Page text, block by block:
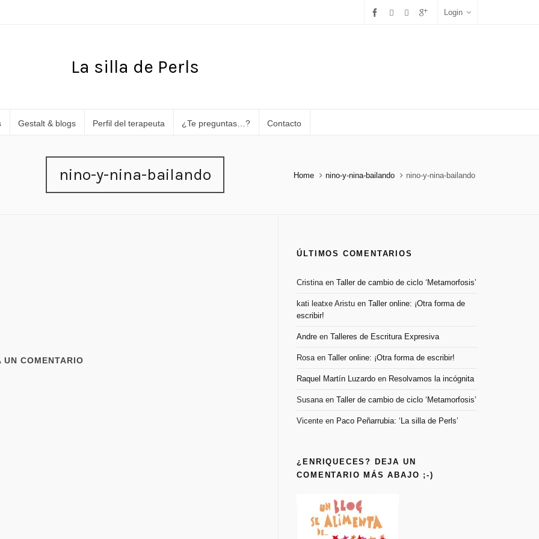
Login
La silla de Perls
Gestalt & blogs Perfil del terapeuta ¿Te preguntas…? Contacto
nino-y-nina-bailando Home nino-y-nina-bailando nino-y-nina-bailando
UN COMENTARIO
ÚLTIMOS COMENTARIOS
CristinaenTaller de cambio de ciclo ‘Metamorfosis’
kati leatxe Aristu enTaller online: ¡Otra forma de
escribir!
Andre enTalleres de Escritura Expresiva
RosaenTaller online: ¡Otra forma de escribir!
Raquel Martín Luzardo en Resolvamos la incógnita
SusanaenTaller de cambio de ciclo ‘Metamorfosis’
Vicente en Paco Peñarrubia: ‘La silla de Perls’
¿ENRIQUECES? DEJA UN
COMENTARIO MÁS ABAJO ;-)